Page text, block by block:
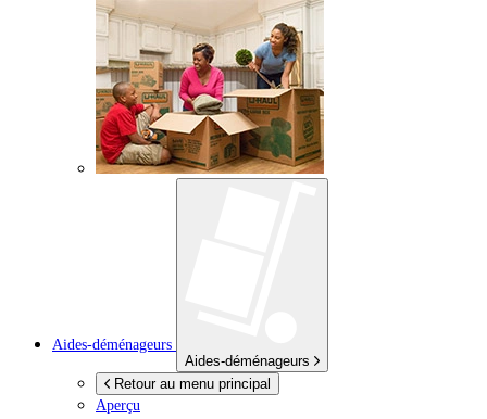
Aides-déménageurs
Aides-déménageurs
Retour au menu principal
Aperçu